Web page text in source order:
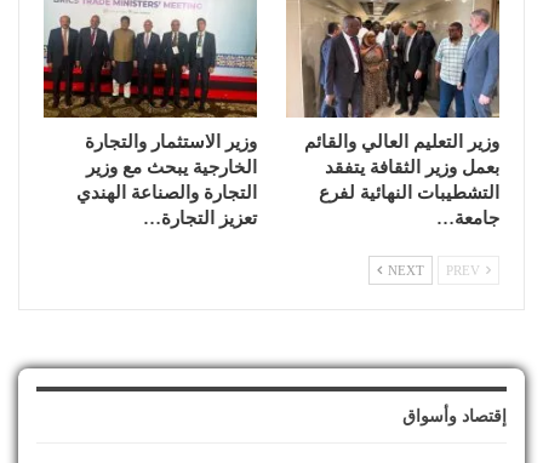
وزير التعليم العالي والقائم
بعمل وزير الثقافة يتفقد
التشطيبات النهائية لفرع
جامعة…
وزير الاستثمار والتجارة
الخارجية يبحث مع وزير
التجارة والصناعة الهندي
تعزيز التجارة…
NEXT
إقتصاد وأسواق